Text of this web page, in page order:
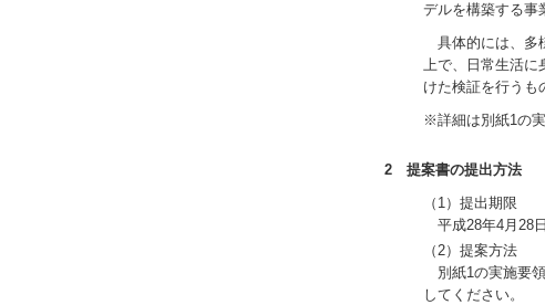
デルを構築する事
具体的には、多
上で、日常生活に
けた検証を行うも
※詳細は別紙1の実
2 提案書の提出方法
（1）提出期限
平成28年4月28
（2）提案方法
別紙1の実施要
してください。